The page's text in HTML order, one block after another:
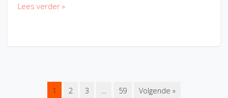
Lees verder »
1 2 3 … 59 Volgende »